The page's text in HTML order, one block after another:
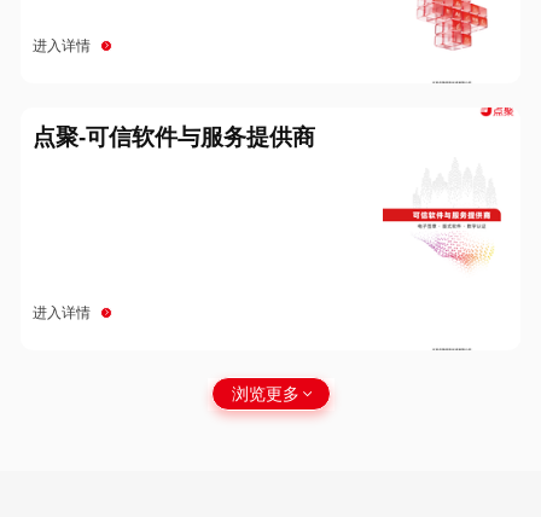
进入详情
点聚-可信软件与服务提供商
进入详情
浏览更多